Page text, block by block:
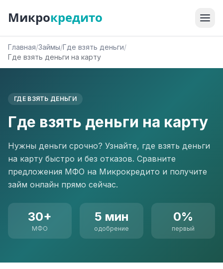
Микрокредито
Главная/Займы/Где взять деньги/
Где взять деньги на карту
ГДЕ ВЗЯТЬ ДЕНЬГИ
Где взять деньги на карту
Нужны деньги срочно? Узнайте, где взять деньги
на карту быстро и без отказов. Сравните
предложения МФО на Микрокредито и получите
займ онлайн прямо сейчас.
30+
МФО
5 мин
одобрение
0%
первый